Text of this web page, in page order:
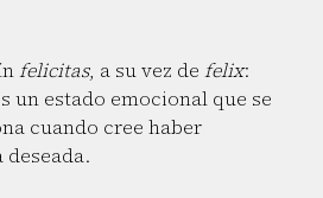
felicitas, a su vez de felix:
un estado emocional que se
cuando cree haber
deseada.